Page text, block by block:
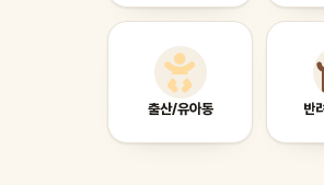
출산/유아동 반